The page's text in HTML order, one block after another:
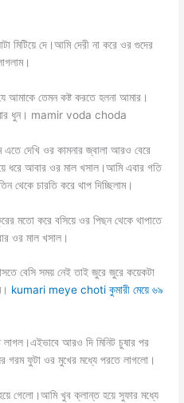
মিটিয়ে দে।আমি দেরী না করে ওর গুদের
আমাকে তেমন কষ্ট করতে হলনা আমার।
ধুন। mamir voda choda
দেখি ওর কামনার জ্বালা আরও বেরে
আবার ওর মাল খসাল।আমি এবার গতি
থেকে চারতি করে থাপ দিচ্ছিলাম।
মতো করে বসিয়ে ওর পিছন থেকে থাপাতে
ওর মাল খসাল।
বেসি সময় নেই তাই জুরে জুরে কয়েকটা
kumari meye choti কুমারী মেয়ে ৬৯
আরও দি মিনিট চুষার পর
গরম ফুটা ওর মুখের মধ্যে পরতে লাগলো।
গেলো।আমি খুব ক্লান্ত হয়ে সুফার মধ্যে